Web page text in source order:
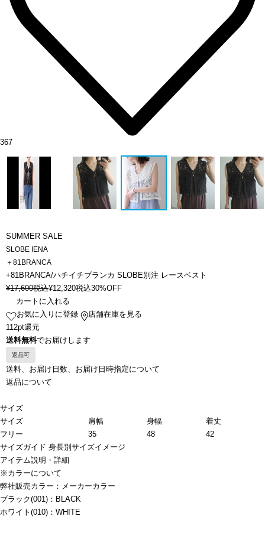
367
SUMMER SALE
SLOBE IENA
＋81BRANCA
+81BRANCA/ハチイチブランカ SLOBE別注 レースベスト
¥17,600税込¥12,320税込30%OFF
カートに入れる
お気に入りに登録
店舗在庫を見る
112pt還元
送料無料でお届けします
返品可
送料、お届け日数、お届け日時指定について
返品について
サイズ
サイズ
肩幅 身幅
着丈
フリー
35 48
42
サイズガイド 身長別サイズイメージ
アイテム説明・詳細
※カラーについて
弊社販売カラー：メーカーカラー
ブラック(001)：BLACK
ホワイト(010)：WHITE